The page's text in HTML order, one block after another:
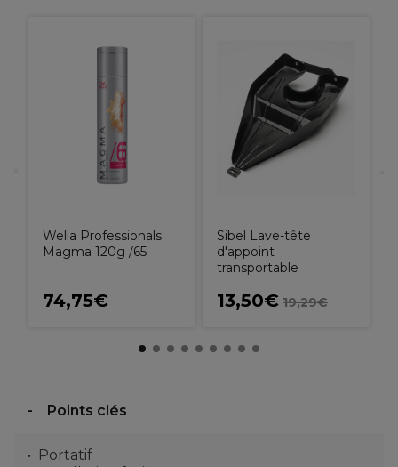
Wella Professionals
Magma 120g /65
74,75€
Sibel Lave-tête
d'appoint
transportable
13,50€ 19,29€
Points clés
Portatif